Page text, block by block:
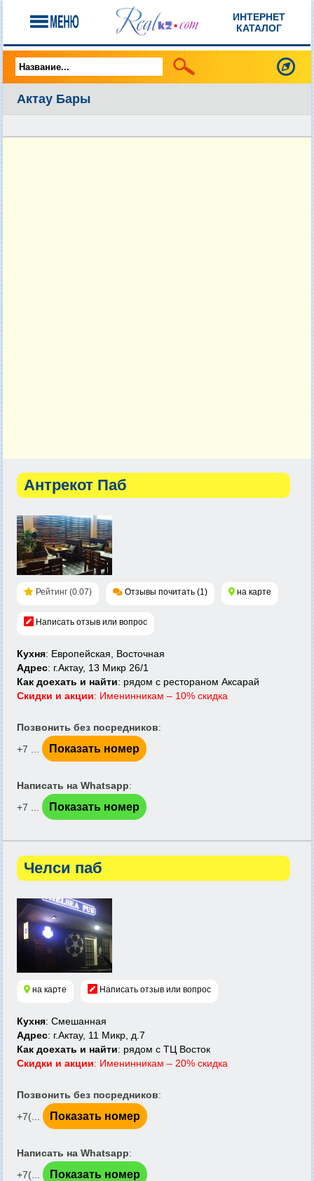
ИНТЕРНЕТ
КАТАЛОГ
Актау Бары
Антрекот Паб
Рейтинг (0.07) Отзывы почитать (1) на карте
Написать отзыв или вопрос
Кухня: Европейская, Восточная
Адрес: г.Актау, 13 Микр 26/1
Как доехать и найти: рядом с рестораном Аксарай
Скидки и акции: Именинникам – 10% скидка
Позвонить без посредников:
+7 ...
Показать номер
Написать на Whatsapp:
+7 ...
Показать номер
Челси паб
на карте Написать отзыв или вопрос
Кухня: Смешанная
Адрес: г.Актау, 11 Микр, д.7
Как доехать и найти: рядом с ТЦ Восток
Скидки и акции: Именинникам – 20% скидка
Позвонить без посредников:
+7(...
Показать номер
Написать на Whatsapp:
+7(...
Показать номер